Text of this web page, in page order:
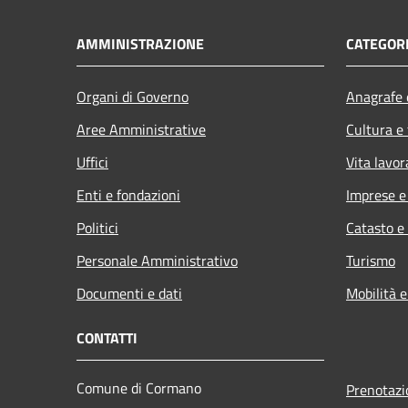
AMMINISTRAZIONE
Organi di Governo
Aree Amministrative
Uffici
Enti e fondazioni
Politici
Personale Amministrativo
Documenti e dati
Cultura
Vita
Imprese
Catasto
Turismo
Mobilità
CONTATTI
Comune di Cormano